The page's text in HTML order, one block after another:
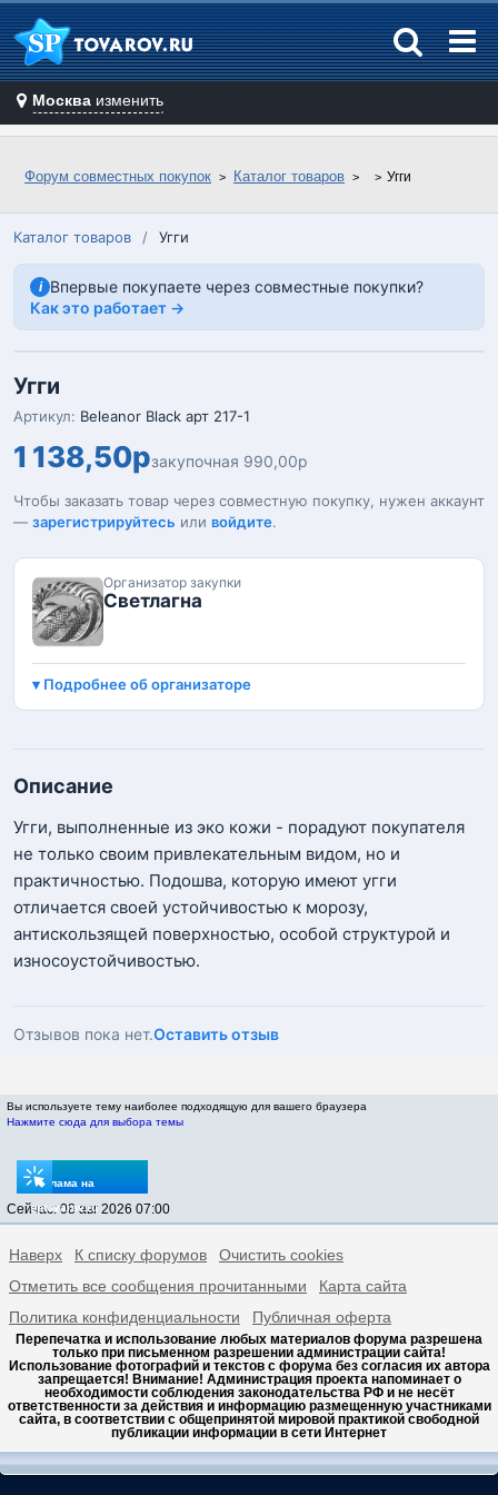
Москва изменить
Форум совместных покупок Каталог товаров Угги
Каталог товаров / Угги
i Впервые покупаете через совместные покупки?
Как это работает →
Угги
Артикул: Beleanor Black арт 217-1
1 138,50рзакупочная 990,00р
Чтобы заказать товар через совместную покупку, нужен аккаунт
— зарегистрируйтесь или войдите.
Организатор закупки
Светлагна
Подробнее об организаторе
Описание
Угги, выполненные из эко кожи - порадуют покупателя
не только своим привлекательным видом, но и
практичностью. Подошва, которую имеют угги
отличается своей устойчивостью к морозу,
антискользящей поверхностью, особой структурой и
износоустойчивостью.
Отзывов пока нет.Оставить отзыв
Вы используете тему наиболее подходящую для вашего браузера
Нажмите сюда для выбора темы
Реклама на
sptovarov.ru
Сейчас: 08 авг 2026 07:00
Наверх К списку форумов
Очистить cookies
Отметить все сообщения прочитанными
Карта сайта
Политика конфиденциальности
Публичная оферта